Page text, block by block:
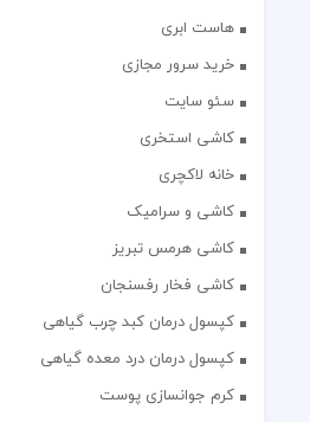
هاست ابری
خرید سرور مجازی
سئو سایت
کاشی استخری
خانه لاکچری
کاشی و سرامیک
کاشی هرمس تبریز
کاشی فخار رفسنجان
کپسول درمان کبد چرب گیاهی
کپسول درمان درد معده گیاهی
کرم جوانسازی پوست